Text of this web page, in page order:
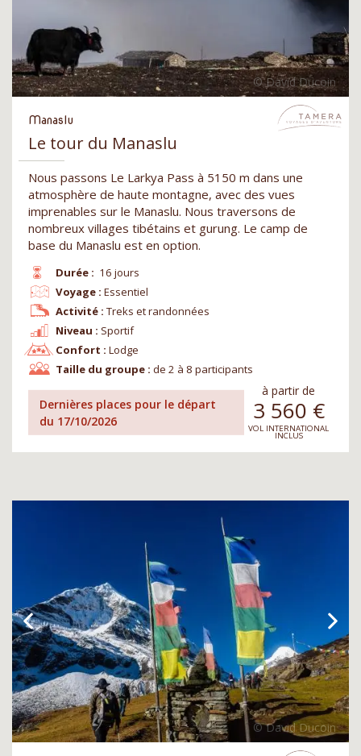
Manaslu
Le tour du Manaslu
Nous passons Le Larkya Pass à 5150 m dans une
atmosphère de haute montagne, avec des vues
imprenables sur le Manaslu. Nous traversons de
nombreux villages tibétains et gurung. Le camp de
base du Manaslu est en option.
Durée : 16 jours
Niveau : Sportif
Voyage : Essentiel
Confort : Lodge
Activité : Treks et randonnées
Taille du groupe : de 2 à 8 participants
Dernières places pour le départ
du 17/10/2026
à partir de
3 560 €
VOL INTERNATIONAL
INCLUS